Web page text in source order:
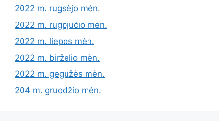
2022 m. rugsėjo mėn.
2022 m. rugpjūčio mėn.
2022 m. liepos mėn.
2022 m. birželio mėn.
2022 m. gegužės mėn.
204 m. gruodžio mėn.